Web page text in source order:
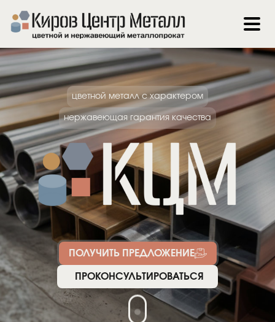
цветной металл с характером
нержавеющая гарантия качества
ПОЛУЧИТЬ ПРЕДЛОЖЕНИЕ
ПРОКОНСУЛЬТИРОВАТЬСЯ